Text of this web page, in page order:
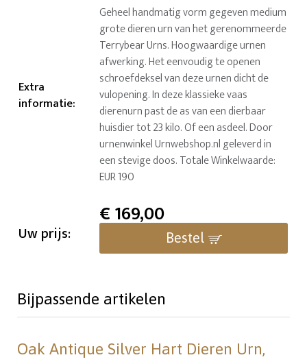
Extra
informatie:
Geheel handmatig vorm gegeven medium
grote dieren urn van het gerenommeerde
Terrybear Urns. Hoogwaardige urnen
afwerking. Het eenvoudig te openen
schroefdeksel van deze urnen dicht de
vulopening. In deze klassieke vaas
dierenurn past de as van een dierbaar
huisdier tot 23 kilo. Of een asdeel. Door
urnenwinkel Urnwebshop.nl geleverd in
een stevige doos. Totale Winkelwaarde:
EUR 190
Uw prijs:
€169,00
Bestel
Bijpassende artikelen
Oak Antique Silver Hart Dieren Urn,